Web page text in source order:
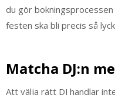
du gör
festen ska bli precis så
Matcha DJ:n
Att välja rätt DJ handlar